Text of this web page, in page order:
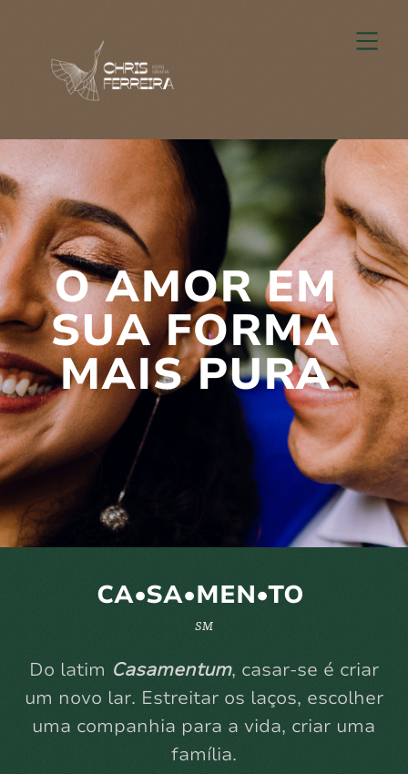
O AMOR EM
SUA FORMA
MAIS PURA
CA•SA•MEN•TO
SM
Do latim Casamentum, casar-se é criar
um novo lar. Estreitar os laços, escolher
uma companhia para a vida, criar uma
família.